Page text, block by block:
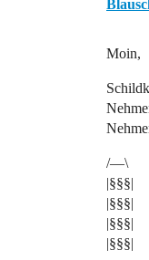
Moin,
/—\
|§§§|
|§§§|
|§§§|
|§§§|